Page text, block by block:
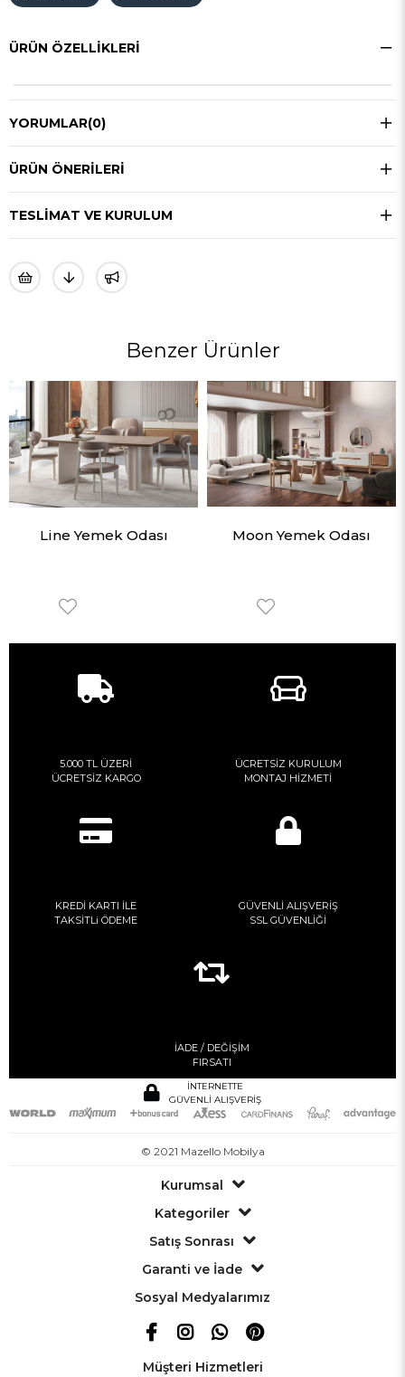
ÜRÜN ÖZELLIKLERI
YORUMLAR(0)
ÜRÜN ÖNERILERI
TESLIMAT VE KURULUM
Benzer Ürünler
Line Yemek Odası Moon Yemek Odası
5.000 TL ÜZERİ
ÜCRETSİZ KARGO
ÜCRETSİZ KURULUM
MONTAJ HİZMETİ
KREDİ KARTI İLE
TAKSİTLi ÖDEME
GÜVENLİ ALIŞVERİŞ
SSL GÜVENLİĞİ
İADE / DEĞİŞİM
FIRSATI
İNTERNETTE
GÜVENLİ ALIŞVERİŞ
© 2021 Mazello Mobilya
Kurumsal
Kategoriler
Satış Sonrası
Garanti ve İade
Sosyal Medyalarımız
Müşteri Hizmetleri